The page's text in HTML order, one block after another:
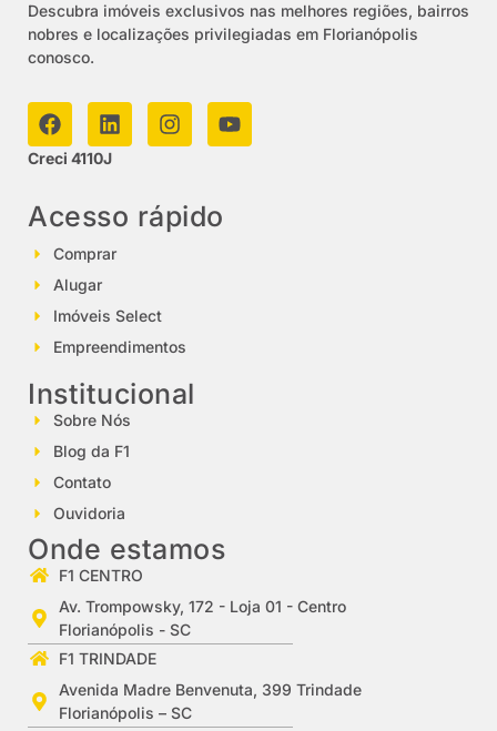
Descubra imóveis exclusivos nas melhores regiões, bairros
nobres e localizações privilegiadas em Florianópolis
conosco.
Creci 4110J
Acesso rápido
Comprar
Alugar
Imóveis Select
Empreendimentos
Institucional
Sobre Nós
Blog da F1
Contato
Ouvidoria
Onde estamos
F1 CENTRO
Av. Trompowsky, 172 - Loja 01 - Centro
Florianópolis - SC
F1 TRINDADE
Avenida Madre Benvenuta, 399 Trindade
Florianópolis – SC